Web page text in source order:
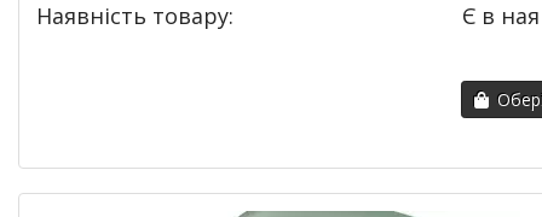
Наявність товару: Є в